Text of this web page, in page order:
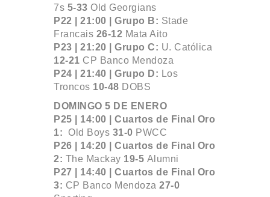
7s 5-33 Old Georgians
P22 | 21:00 | Grupo B: Stade
Francais 26-12 Mata Aito
P23 | 21:20 | Grupo C: U. Católica
12-21 CP Banco Mendoza
P24 | 21:40 | Grupo D: Los
Troncos 10-48 DOBS
DOMINGO 5 DE ENERO
P25 | 14:00 |
Cuartos de Final Oro
1: Old Boys 31-0 PWCC
P26 | 14:20 |
Cuartos de Final Oro
2: The Mackay 19-5 Alumni
P27 | 14:40 |
Cuartos de Final Oro
3: CP Banco Mendoza 27-0